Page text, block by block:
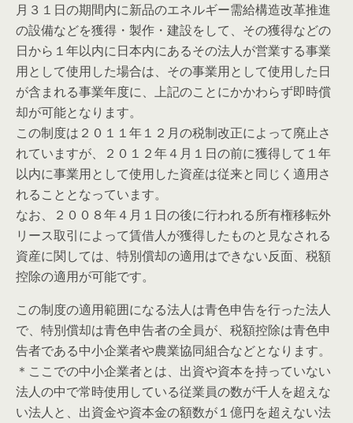
月３１日の期間内に新品のエネルギー需給構造改革推進
の設備などを獲得・製作・建設をして、その獲得などの
日から１年以内に日本内にあるその法人が営業する事業
用として使用した場合は、その事業用として使用した日
が含まれる事業年度に、上記のことにかかわらず即時償
却が可能となります。
この制度は２０１１年１２月の税制改正によって廃止さ
れていますが、２０１２年４月１日の前に獲得して１年
以内に事業用として使用した資産は従来と同じく適用さ
れることとなっています。
なお、２００８年４月１日の後に行われる所有権移転外
リース取引によって賃借人が獲得したものと見なされる
資産に関しては、特別償却の適用はできない反面、税額
控除の適用が可能です。
この制度の適用範囲になる法人は青色申告を行った法人
で、特別償却は青色申告者の全員が、税額控除は青色申
告者である中小企業者や農業協同組合などとなります。
＊ここでの中小企業者とは、出資や資本を持っていない
法人の中で常時使用している従業員の数が千人を超えな
い法人と、出資金や資本金の額数が１億円を超えない法